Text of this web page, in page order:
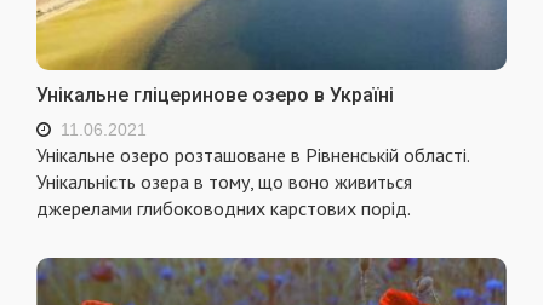
Унікальне гліцеринове озеро в Україні
11.06.2021
Унікальне озеро розташоване в Рівненській області.
Унікальність озера в тому, що воно живиться
джерелами глибоководних карстових порід.